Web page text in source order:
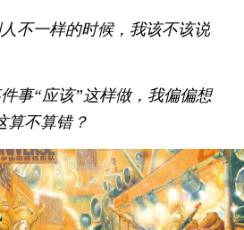
不一样的时候，我该不该说
事“应该”这样做，我偏偏想
算不算错？